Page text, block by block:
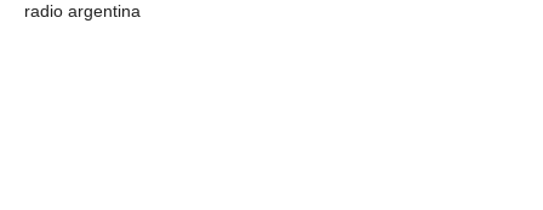
radio argentina